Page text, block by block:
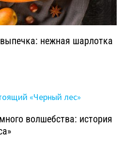
нежная шарлотка
волшебства: история